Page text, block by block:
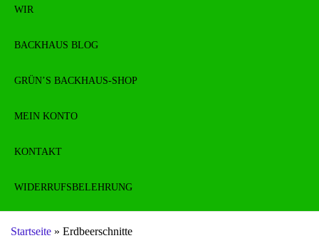
WIR
BACKHAUS BLOG
GRÜN’S BACKHAUS-SHOP
MEIN KONTO
KONTAKT
WIDERRUFSBELEHRUNG
Startseite » Erdbeerschnitte